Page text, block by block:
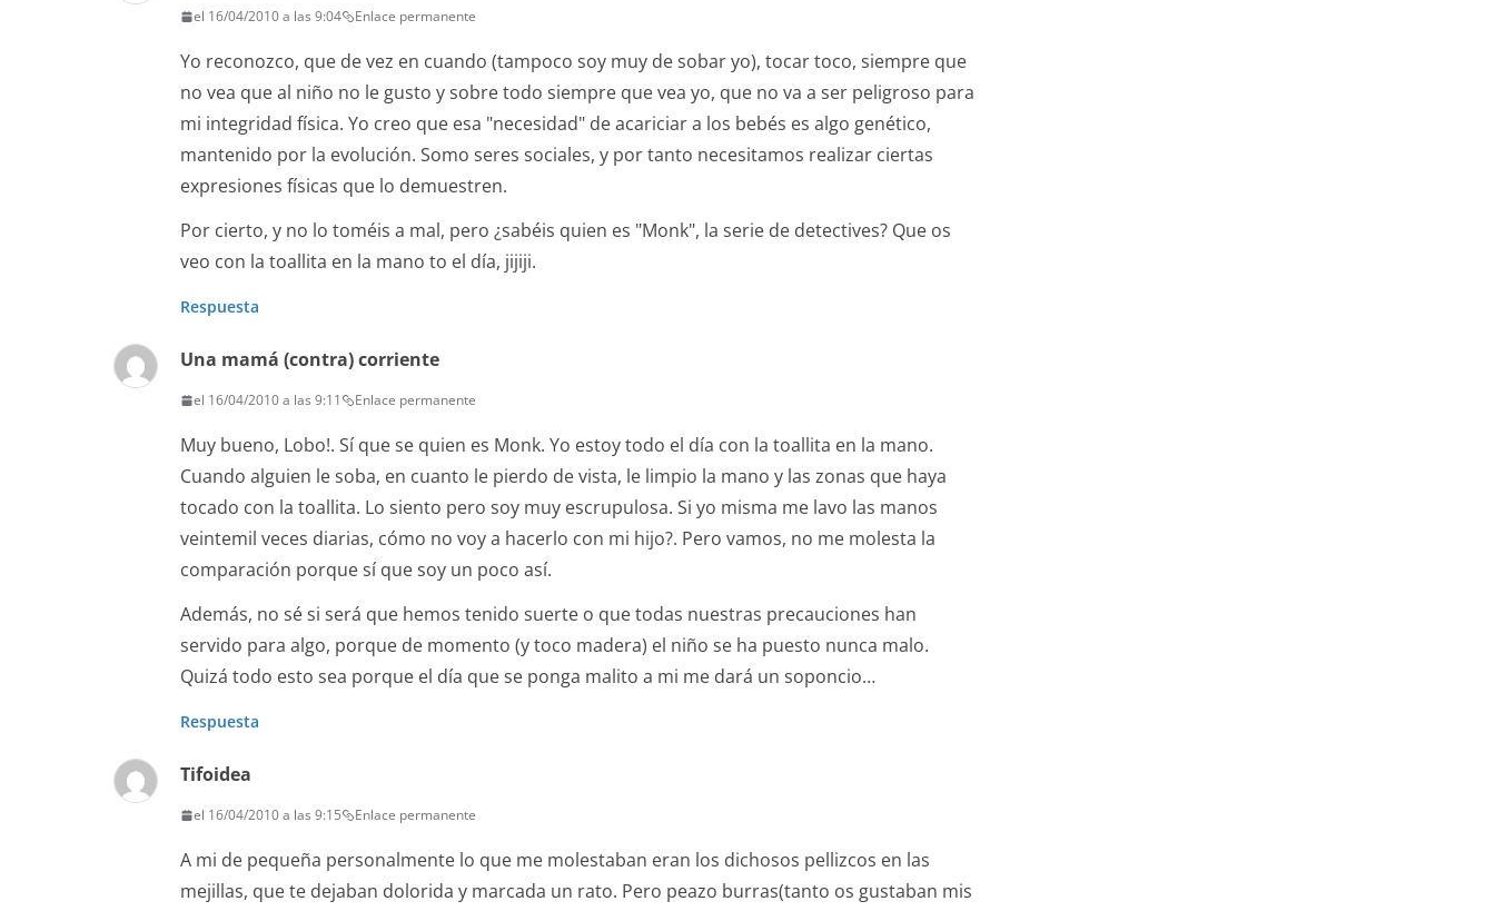
el 16/04/2010 a las 9:04 Enlace permanente
Yo reconozco, que de vez en cuando (tampoco soy muy de sobar yo), tocar toco, siempre que
no vea que al niño no le gusto y sobre todo siempre que vea yo, que no va a ser peligroso para
mi integridad física. Yo creo que esa "necesidad" de acariciar a los bebés es algo genético,
mantenido por la evolución. Somo seres sociales, y por tanto necesitamos realizar ciertas
expresiones físicas que lo demuestren.
Por cierto, y no lo toméis a mal, pero ¿sabéis quien es "Monk", la serie de detectives? Que os
veo con la toallita en la mano to el día, jijiji.
Respuesta
Una mamá (contra) corriente
el 16/04/2010 a las 9:11 Enlace permanente
Muy bueno, Lobo!. Sí que se quien es Monk. Yo estoy todo el día con la toallita en la mano.
Cuando alguien le soba, en cuanto le pierdo de vista, le limpio la mano y las zonas que haya
tocado con la toallita. Lo siento pero soy muy escrupulosa. Si yo misma me lavo las manos
veintemil veces diarias, cómo no voy a hacerlo con mi hijo?. Pero vamos, no me molesta la
comparación porque sí que soy un poco así.
Además, no sé si será que hemos tenido suerte o que todas nuestras precauciones han
servido para algo, porque de momento (y toco madera) el niño se ha puesto nunca malo.
Quizá todo esto sea porque el día que se ponga malito a mi me dará un soponcio…
Respuesta
Tifoidea
el 16/04/2010 a las 9:15 Enlace permanente
A mi de pequeña personalmente lo que me molestaban eran los dichosos pellizcos en las
mejillas, que te dejaban dolorida y marcada un rato. Pero peazo burras(tanto os gustaban mis